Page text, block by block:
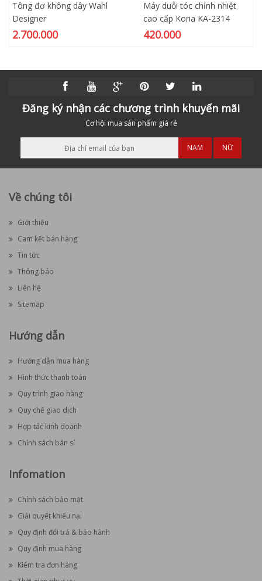
Tông đơ không dây Wahl
Designer
2.700.000
Máy duỗi tóc chỉnh nhiệt
cao cấp Koria KA-2314
420.000
Đăng ký nhận các chương trình khuyến mãi
Cơ hội mua sản phẩm giá rẻ
NAM NỮ
Về chúng tôi
Giới thiệu
Cam kết bán hàng
Tin tức
Thông báo
Liên hệ
Sitemap
Hướng dẫn
Hướng dẫn mua hàng
Hình thức thanh toán
Quy trình giao hàng
Quy chế giao dịch
Hợp tác kinh doanh
Chính sách bán sỉ
Infomation
Chính sách bảo mật
Giải quyết khiếu nại
Quy định đổi trả & bảo hành
Quy định mua hàng
Kiểm tra đơn hàng